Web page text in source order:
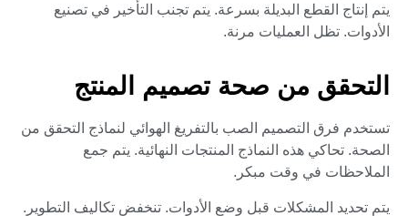
يتم إنتاج القطع البديلة بسرعة. يتم تجنب التأخير في تصنيع
الأدوات. تظل العمليات مرنة.
التحقق من صحة تصميم المنتج
تستخدم فرق التصميم الصب بالتفريغ الهوائي لنماذج التحقق من
الصحة. تحاكي هذه النماذج المنتجات النهائية. يتم جمع
الملاحظات في وقت مبكر.
يتم تحديد المشكلات قبل وضع الأدوات. تنخفض تكاليف التطوير.